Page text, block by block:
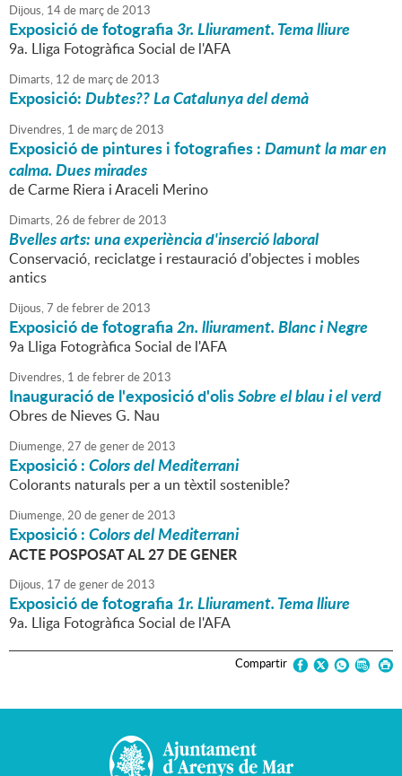
Dijous, 14de marçde2013
Exposició de fotografia3r. Lliurament. Tema lliure
9a. Lliga Fotogràfica Social de l'AFA
Dimarts, 12 de marçde2013
Exposició:Dubtes?? La Catalunya del demà
Divendres, 1 de marçde2013
Exposició de pintures i fotografies :Damunt la mar en
calma.Dues mirades
de Carme Riera i Araceli Merino
Dimarts,26 defebrerde2013
Bvelles arts: una experiència d'inserció laboral
Conservació, reciclatge i restauració d'objectes i mobles
antics
Dijous,7 defebrerde2013
Exposició de fotografia2n. lliurament. Blanc i Negre
9a Lliga Fotogràfica Social de l'AFA
Divendres, 1 defebrerde2013
Inauguració de l'exposició d'olisSobre el blau i el verd
Obres de Nieves G. Nau
Diumenge,27 degenerde2013
Exposició :Colors del Mediterrani
Colorants naturals per a un tèxtil sostenible?
Diumenge,20 degenerde2013
Exposició :Colors del Mediterrani
ACTE POSPOSAT AL 27 DE GENER
Dijous, 17 degenerde2013
Exposició de fotografia1r. Lliurament. Tema lliure
9a. Lliga Fotogràfica Social de l'AFA
Compartir